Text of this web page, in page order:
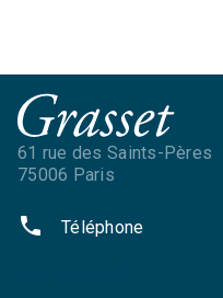
61 rue des Saints-Pères
75006 Paris
phone Téléphone